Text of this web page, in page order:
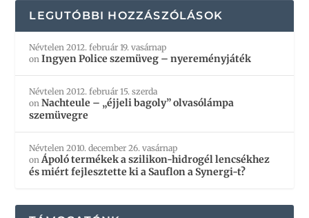
LEGUTÓBBI HOZZÁSZÓLÁSOK
Névtelen 2012. február 19. vasárnap
onIngyen Police szemüveg – nyereményjáték
Névtelen 2012. február 15. szerda
onNachteule – „éjjeli bagoly” olvasólámpa
szemüvegre
Névtelen 2010. december 26. vasárnap
onÁpoló termékek a szilikon-hidrogél lencsékhez
és miért fejlesztette ki a Sauflon a Synergi-t?